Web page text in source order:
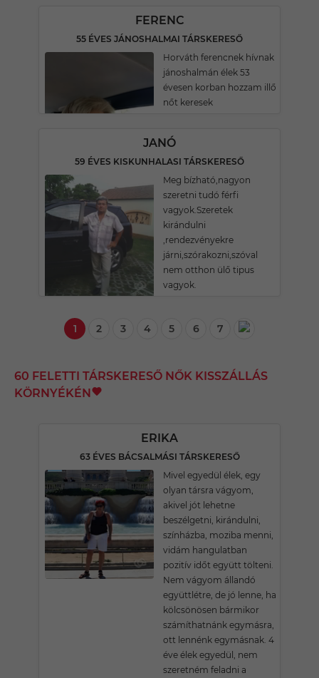
FERENC
55 ÉVES JÁNOSHALMAI TÁRSKERESŐ
Horváth ferencnek hívnak
jánoshalmán élek 53
évesen korban hozzam illő
nőt keresek
JANÓ
59 ÉVES KISKUNHALASI TÁRSKERESŐ
Meg bízható,nagyon
szeretni tudó férfi
vagyok.Szeretek
kirándulni
,rendezvényekre
járni,szórakozni,szóval
nem otthon ülő tipus
vagyok.
1 2 3 4 5 6 7
60 FELETTI TÁRSKERESŐ NŐK KISSZÁLLÁS
KÖRNYÉKÉN
ERIKA
63 ÉVES BÁCSALMÁSI TÁRSKERESŐ
Mivel egyedül élek, egy
olyan társra vágyom,
akivel jót lehetne
beszélgetni, kirándulni,
színházba, moziba menni,
vidám hangulatban
pozitív időt együtt tölteni.
Nem vágyom állandó
együttlétre, de jó lenne, ha
kölcsönösen bármikor
számíthatnánk egymásra,
ott lennénk egymásnak. 4
éve élek egyedül, nem
szeretném feladni a